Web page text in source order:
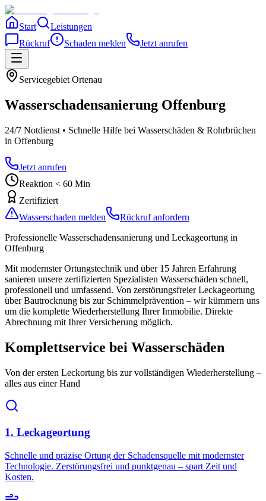
Start
Leistungen
Rückruf
Schaden melden Jetzt anrufen
Servicegebiet Ortenau
Wasserschadensanierung Offenburg
24/7 Notdienst • Schnelle Hilfe bei Wasserschäden & Rohrbrüchen
in Offenburg
Jetzt anrufen
Reaktion < 60 Min
Zertifiziert
Wasserschaden melden
Rückruf anfordern
Professionelle Wasserschadensanierung und Leckageortung in
Offenburg
Mit modernster Ortungstechnik und über 15 Jahren Erfahrung
sanieren unsere zertifizierten Spezialisten Wasserschäden schnell,
professionell und umfassend. Von zerstörungsfreier Leckageortung
über Bautrocknung bis zur Schimmelprävention – wir kümmern uns
um die komplette Wiederherstellung Ihrer Immobilie. Direkte
Abrechnung mit Ihrer Versicherung möglich.
Komplettservice bei Wasserschäden
Von der ersten Leckortung bis zur vollständigen Wiederherstellung –
alles aus einer Hand
1. Leckageortung
Schnelle und präzise Ortung der Schadensquelle mit modernster
Technologie. Zerstörungsfrei und punktgenau – spart Zeit und
Kosten.